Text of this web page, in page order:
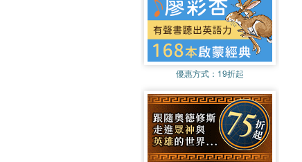
優惠方式： 19折起